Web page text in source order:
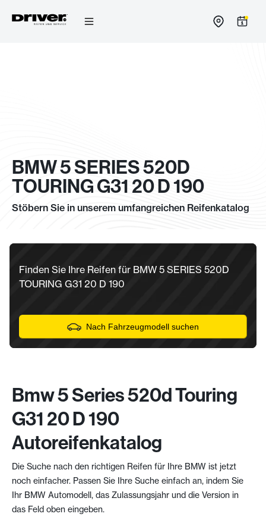
BMW 5 SERIES 520D
TOURING G31 20 D 190
Stöbern Sie in unserem umfangreichen Reifenkatalog
Finden Sie Ihre Reifen für BMW 5 SERIES 520D
TOURING G31 20 D 190
Nach Fahrzeugmodell suchen
Bmw 5 Series 520d Touring
G31 20 D 190
Autoreifenkatalog
Die Suche nach den richtigen Reifen für Ihre BMW ist jetzt
noch einfacher. Passen Sie Ihre Suche einfach an, indem Sie
Ihr BMW Automodell, das Zulassungsjahr und die Version in
das Feld oben eingeben.